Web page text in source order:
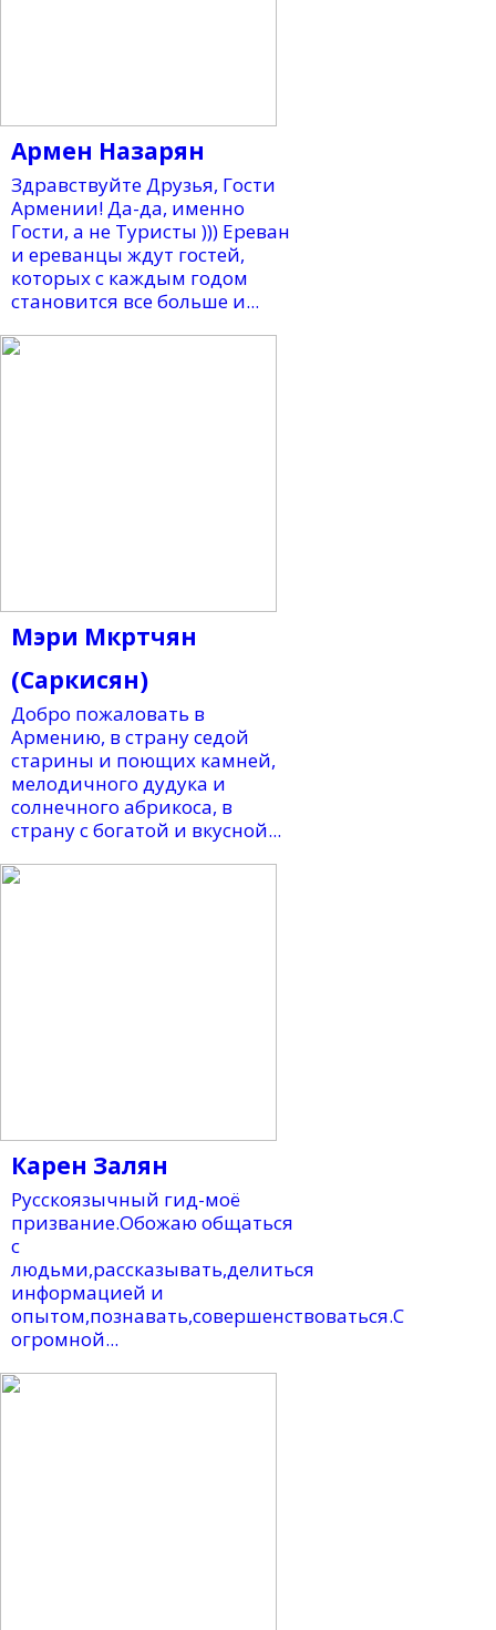
Армен Назарян
Здравствуйте Друзья, Гости
Армении! Да-да, именно
Гости, а не Туристы ))) Ереван
и ереванцы ждут гостей,
которых с каждым годом
становится все больше и...
Мэри Мкртчян
(Саркисян)
Добро пожаловать в
Армению, в страну седой
старины и поющих камней,
мелодичного дудука и
солнечного абрикоса, в
страну с богатой и вкусной...
Карен Залян
Русскоязычный гид-моё
призвание.Обожаю общаться
с
людьми,рассказывать,делиться
информацией и
опытом,познавать,совершенствоваться.С
огромной...